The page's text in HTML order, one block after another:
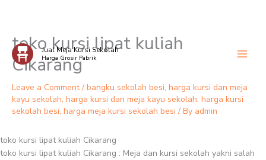
Skip
content
Jual Meja Kursi Sekolah
Harga Grosir Pabrik
toko kursi lipat kuliah
Cikarang
Leave a Comment / bangku sekolah besi, harga kursi dan meja
kayu sekolah, harga kursi dan meja kayu sekolah, harga kursi
sekolah besi, harga meja kursi sekolah besi / By admin
toko kursi lipat kuliah Cikarang
toko kursi lipat kuliah Cikarang : Meja dan kursi sekolah yakni salah